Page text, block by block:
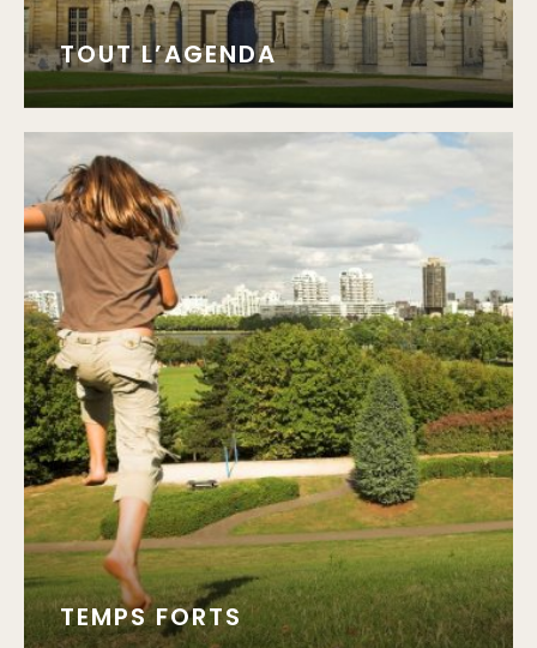
TOUT L’AGENDA
TEMPS FORTS